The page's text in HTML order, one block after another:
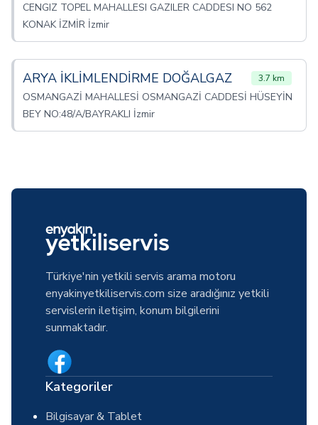
CENGIZ TOPEL MAHALLESI GAZILER CADDESI NO 562
KONAK İZMİR İzmir
ARYA İKLİMLENDİRME DOĞALGAZ 3.7 km
OSMANGAZİ MAHALLESİ OSMANGAZİ CADDESİ HÜSEYİN
BEY NO:48/A/BAYRAKLI İzmir
Türkiye'nin yetkili servis arama motoru
enyakinyetkiliservis.com size aradığınız yetkili
servislerin iletişim, konum bilgilerini
sunmaktadır.
Kategoriler
Bilgisayar & Tablet